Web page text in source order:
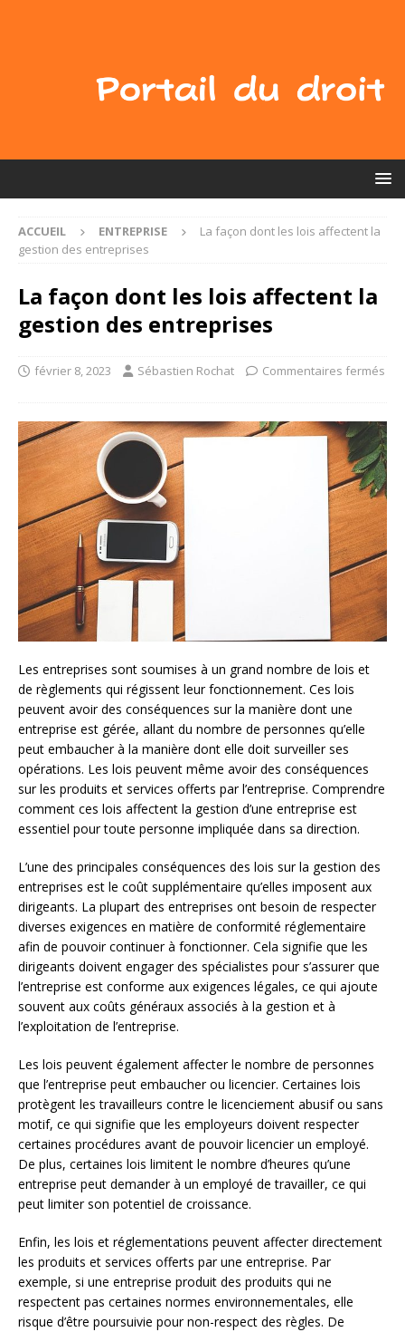
ACCUEIL ENTREPRISE
La façon dont les lois affectent la
gestion des entreprises
La façon dont les lois affectent la
gestion des entreprises
février 8, 2023 Sébastien Rochat Commentaires fermés
Les entreprises sont soumises à un grand nombre de lois et
de règlements qui régissent leur fonctionnement. Ces lois
peuvent avoir des conséquences sur la manière dont une
entreprise est gérée, allant du nombre de personnes qu’elle
peut embaucher à la manière dont elle doit surveiller ses
opérations. Les lois peuvent même avoir des conséquences
sur les produits et services offerts par l’entreprise. Comprendre
comment ces lois affectent la gestion d’une entreprise est
essentiel pour toute personne impliquée dans sa direction.
L’une des principales conséquences des lois sur la gestion des
entreprises est le coût supplémentaire qu’elles imposent aux
dirigeants. La plupart des entreprises ont besoin de respecter
diverses exigences en matière de conformité réglementaire
afin de pouvoir continuer à fonctionner. Cela signifie que les
dirigeants doivent engager des spécialistes pour s’assurer que
l’entreprise est conforme aux exigences légales, ce qui ajoute
souvent aux coûts généraux associés à la gestion et à
l’exploitation de l’entreprise.
Les lois peuvent également affecter le nombre de personnes
que l’entreprise peut embaucher ou licencier. Certaines lois
protègent les travailleurs contre le licenciement abusif ou sans
motif, ce qui signifie que les employeurs doivent respecter
certaines procédures avant de pouvoir licencier un employé.
De plus, certaines lois limitent le nombre d’heures qu’une
entreprise peut demander à un employé de travailler, ce qui
peut limiter son potentiel de croissance.
Enfin, les lois et réglementations peuvent affecter directement
les produits et services offerts par une entreprise. Par
exemple, si une entreprise produit des produits qui ne
respectent pas certaines normes environnementales, elle
risque d’être poursuivie pour non-respect des règles. De